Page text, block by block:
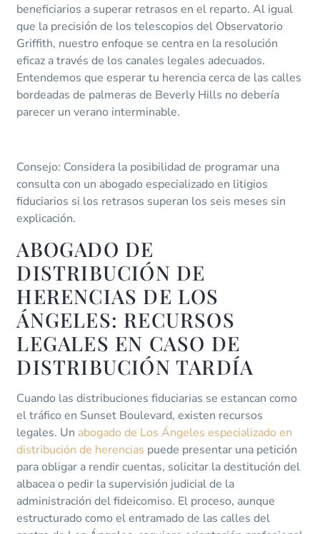
beneficiarios a superar retrasos en el reparto. Al igual
que la precisión de los telescopios del Observatorio
Griffith, nuestro enfoque se centra en la resolución
eficaz a través de los canales legales adecuados.
Entendemos que esperar tu herencia cerca de las calles
bordeadas de palmeras de Beverly Hills no debería
parecer un verano interminable.
Consejo: Considera la posibilidad de programar una
consulta con un abogado especializado en litigios
fiduciarios si los retrasos superan los seis meses sin
explicación.
ABOGADO DE
DISTRIBUCIÓN DE
HERENCIAS DE LOS
ÁNGELES: RECURSOS
LEGALES EN CASO DE
DISTRIBUCIÓN TARDÍA
Cuando las distribuciones fiduciarias se estancan como
el tráfico en Sunset Boulevard, existen recursos
legales. Un abogado de Los Ángeles especializado en
distribución de herencias puede presentar una petición
para obligar a rendir cuentas, solicitar la destitución del
albacea o pedir la supervisión judicial de la
administración del fideicomiso. El proceso, aunque
estructurado como el entramado de las calles del